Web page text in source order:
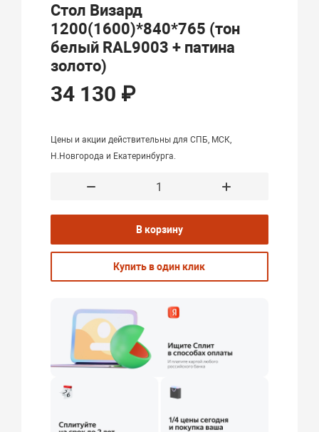
Стол Визард
1200(1600)*840*765 (тон
белый RAL9003 + патина
золото)
34 130 ₽
Цены и акции действительны для СПБ, МСК,
Н.Новгорода и Екатеринбурга.
В корзину
Купить в один клик